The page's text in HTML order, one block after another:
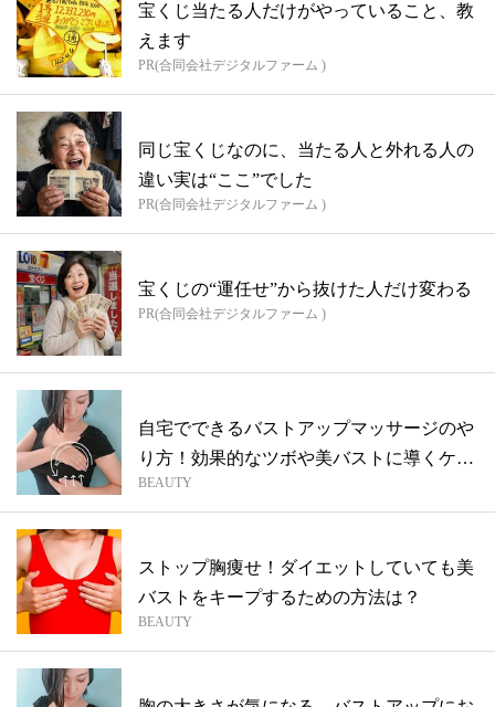
宝くじ当たる人だけがやっていること、教
えます
PR(合同会社デジタルファーム )
同じ宝くじなのに、当たる人と外れる人の
違い実は“ここ”でした
PR(合同会社デジタルファーム )
宝くじの“運任せ”から抜けた人だけ変わる
PR(合同会社デジタルファーム )
自宅でできるバストアップマッサージのや
り方！効果的なツボや美バストに導くケア
方法
BEAUTY
ストップ胸痩せ！ダイエットしていても美
バストをキープするための方法は？
BEAUTY